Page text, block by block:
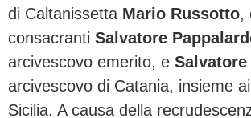
di Caltanissetta Mario Russotto,
consacranti Salvatore
arcivescovo emerito, e
arcivescovo di Catania, insieme
Sicilia. A causa della